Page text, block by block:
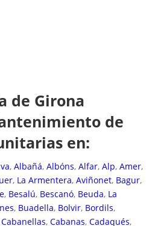
de Girona
de
en:
, Albañá, Albóns, Alfar, Alp, Amer,
, La Armentera, Aviñonet, Bagur,
, Besalú, Bescanó, Beuda, La
, Buadella, Bolvir, Bordils,
Cabanellas, Cabanas, Cadaqués,